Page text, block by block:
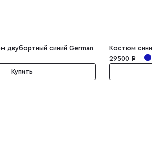
двубортный синий German
Купить
29500 ₽